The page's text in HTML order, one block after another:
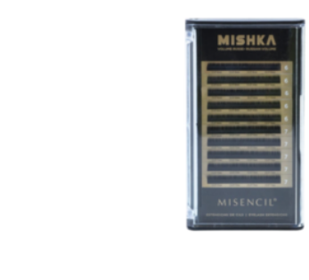
9mm 10mm 11mm
Courbes
Courbe C
Courbe D
Épaisseur
0,07mm (fins)